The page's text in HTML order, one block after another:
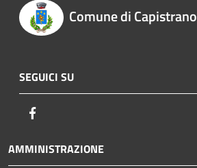
Comune di Capistrano
SEGUICI SU
AMMINISTRAZIONE